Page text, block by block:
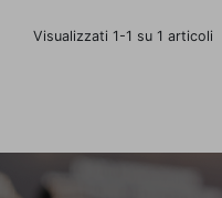
Visualizzati 1-1 su 1 articoli